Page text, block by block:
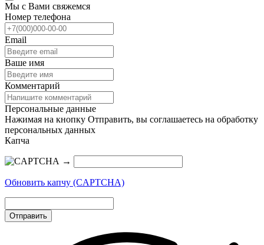
Мы с Вами свяжемся
Номер телефона
Email
Ваше имя
Комментарий
Персональные данные
Нажимая на кнопку Отправить, вы соглашаетесь на обработку
персональных данных
Капча
→
Обновить капчу (CAPTCHA)
Отправить